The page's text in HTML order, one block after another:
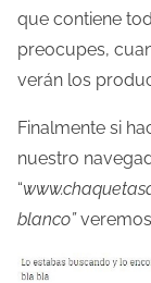
que contiene
preocupes,
verán los
Finalmente si
nuestro
“
blanco”